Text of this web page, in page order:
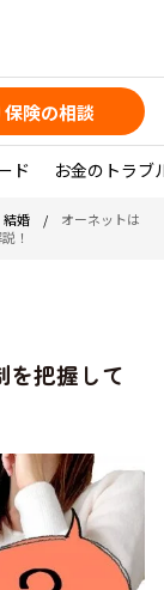
保険の相談
ド お金のトラブ
結婚 / オーネットは
！
を把握して